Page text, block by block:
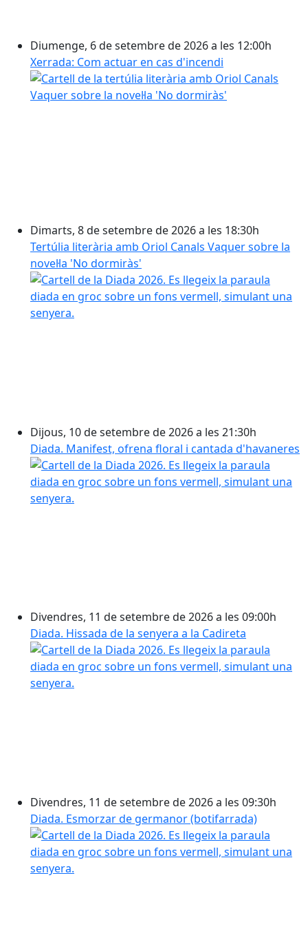
Diumenge, 6 de setembre de 2026 a les 12:00h
Xerrada: Com actuar en cas d'incendi
Dimarts, 8 de setembre de 2026 a les 18:30h
Tertúlia literària amb Oriol Canals Vaquer sobre la
novel·la 'No dormiràs'
Dijous, 10 de setembre de 2026 a les 21:30h
Diada. Manifest, ofrena floral i cantada d'havaneres
Divendres, 11 de setembre de 2026 a les 09:00h
Diada. Hissada de la senyera a la Cadireta
Divendres, 11 de setembre de 2026 a les 09:30h
Diada. Esmorzar de germanor (botifarrada)